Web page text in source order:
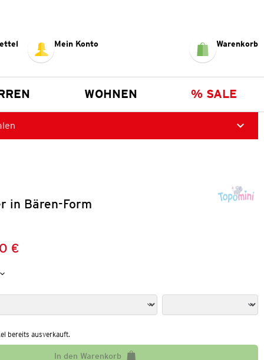
Mein Konto Warenkorb
WOHNEN % SALE
in Bären-Form
€
bereits ausverkauft.
In den Warenkorb